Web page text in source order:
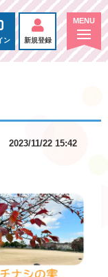
ン 新規登録
2023/11/22 15:42